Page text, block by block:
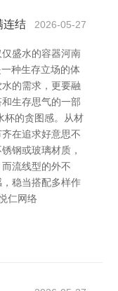
连结 2026-05-27
盛水的容器河南
种生存立场的体
的需求，更要融
生存思气的一部
杯的贪图感。从材
在追求好意思不
钢或玻璃材质，
流线型的外不
稳当搭配多样作
仁网络